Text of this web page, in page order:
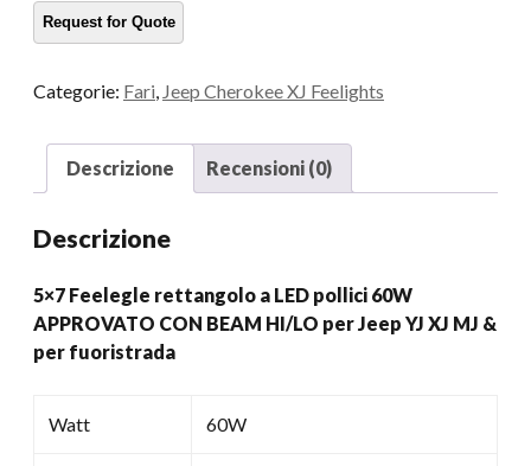
rettangolo
LED
pollici
per
yj
xj
mj
Categorie: Fari Jeep Cherokee XJ Feelights
Descrizione Recensioni (0)
Descrizione
5×7 Feelegle rettangolo a LED pollici 60W
APPROVATO CON BEAM HI/LO per Jeep YJ XJ MJ &
per fuoristrada
Watt 60W